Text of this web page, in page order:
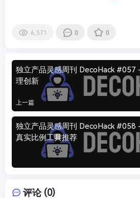
6,571 0 0
独立产品灵感周刊 DecoHack #057
理创新
上一篇
独立产品灵感周刊 DecoHack #058
真实比例工具推荐
评论 (0)